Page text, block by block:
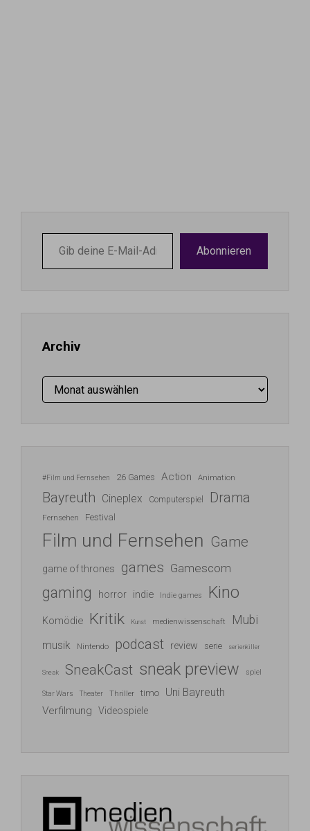
deine
E-
Abonnieren
Archiv
Archiv
#Film und Fernsehen 26 Games Action Animation
Bayreuth Cineplex Computerspiel Drama
Fernsehen Festival
Film und Fernsehen Game
game of thrones games Gamescom
gaming horror indie Indie games Kino
Komödie Kritik Kunst medienwissenschaft Mubi
musik Nintendo podcast review serie serienkiller
Sneak SneakCast sneak preview spiel
Star Wars Theater Thriller timo Uni Bayreuth
Verfilmung Videospiele